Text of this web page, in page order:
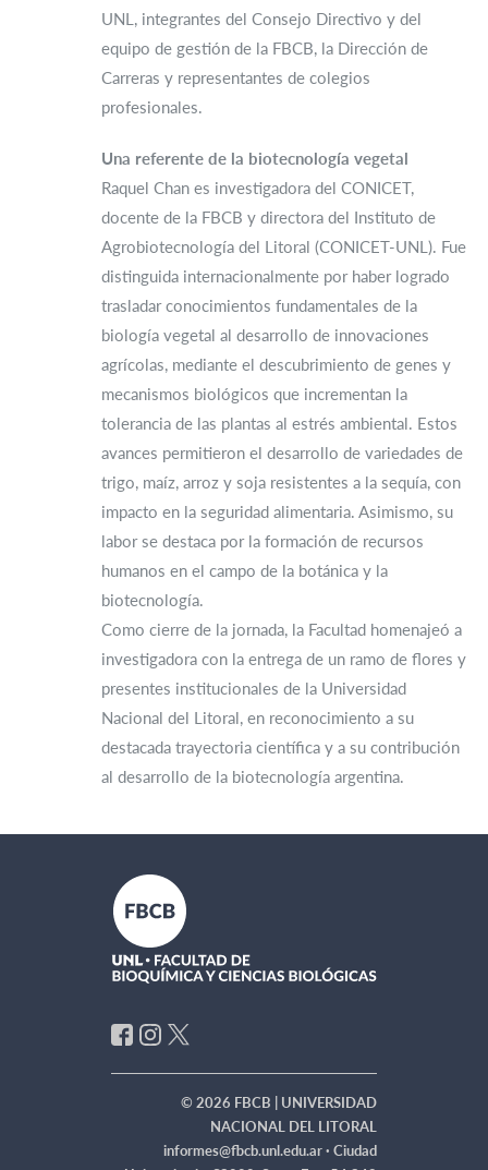
UNL, integrantes del Consejo Directivo y del
equipo de gestión de la FBCB, la Dirección de
Carreras y representantes de colegios
profesionales.
Una referente de la biotecnología vegetal
Raquel Chan es investigadora del CONICET,
docente de la FBCB y directora del Instituto de
Agrobiotecnología del Litoral (CONICET-UNL). Fue
distinguida internacionalmente por haber logrado
trasladar conocimientos fundamentales de la
biología vegetal al desarrollo de innovaciones
agrícolas, mediante el descubrimiento de genes y
mecanismos biológicos que incrementan la
tolerancia de las plantas al estrés ambiental. Estos
avances permitieron el desarrollo de variedades de
trigo, maíz, arroz y soja resistentes a la sequía, con
impacto en la seguridad alimentaria. Asimismo, su
labor se destaca por la formación de recursos
humanos en el campo de la botánica y la
biotecnología.
Como cierre de la jornada, la Facultad homenajeó a
investigadora con la entrega de un ramo de flores y
presentes institucionales de la Universidad
Nacional del Litoral, en reconocimiento a su
destacada trayectoria científica y a su contribución
al desarrollo de la biotecnología argentina.
© 2026 FBCB | UNIVERSIDAD
NACIONAL DEL LITORAL
informes@fbcb.unl.edu.ar ·Ciudad